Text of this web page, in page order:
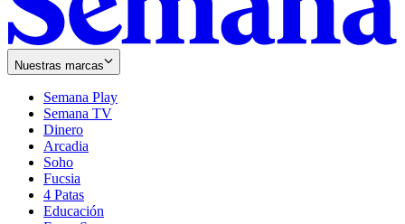
Nuestras marcas
Semana Play
Semana TV
Dinero
Arcadia
Soho
in
new
window
Fucsia
in
new
4 Patas
Educación